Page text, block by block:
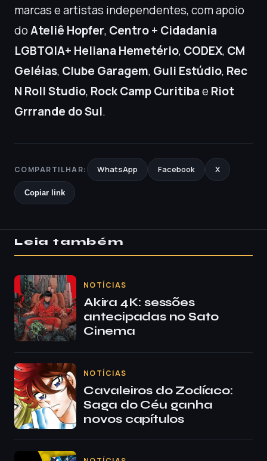
marcas e artistas independentes, com apoio
doAteliê Hopfer, Centro + Cidadania
LGBTQIA+ Heliana Hemetério, CODEX, CM
Geléias, Clube Garagem, Guli Estúdio, Rec
N Roll Studio, Rock Camp Curitibae Riot
Grrrande do Sul.
COMPARTILHAR: WhatsApp Facebook X
Copiar link
Leia também
NOTÍCIAS
Akira 4K: sessões
antecipadas no Sato
Cinema
NOTÍCIAS
Cavaleiros do Zodíaco:
Saga do Céu ganha
novos capítulos